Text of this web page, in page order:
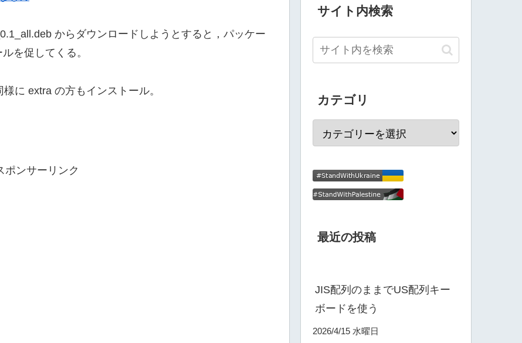
からダウンロードしようとすると，パッケー
を促してくる。
に extra の方もインストール。
ポンサーリンク
サイト内検索
カテゴリ
最近の投稿
JIS配列のままでUS配列キー
ボードを使う
2026/4/15 水曜日